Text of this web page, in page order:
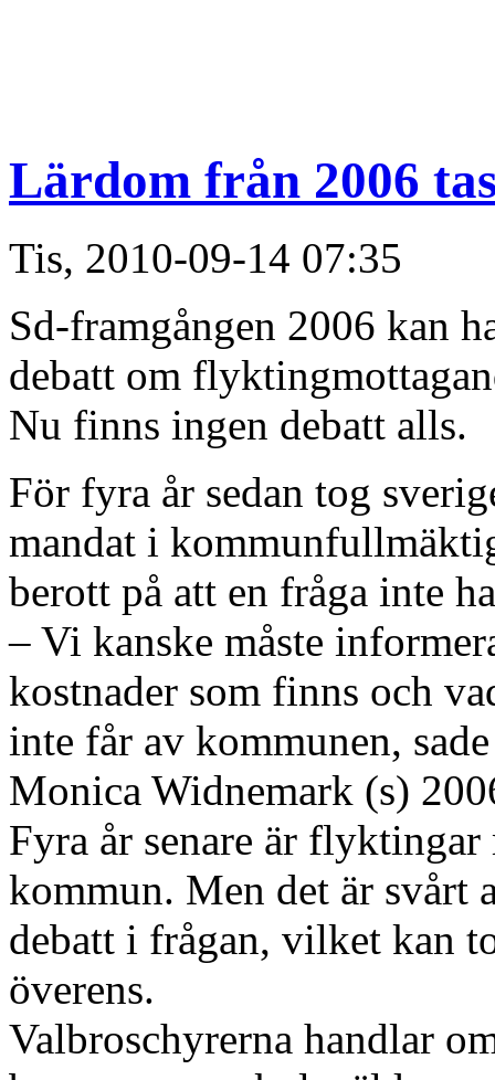
Lärdom från 2006
Tis, 2010-09-14 07:35
Sd-framgången 2006 kan
debatt om
Nu finns ingen debatt alls.
För fyra år sedan tog
mandat i
berott på att en fråga inte
– Vi kanske måste
kostnader som finns och
inte får av kommunen,
Monica Widnemark (s)
Fyra år senare är
kommun. Men det är svårt
debatt i frågan, vilket kan
överens.
Valbroschyrerna handlar